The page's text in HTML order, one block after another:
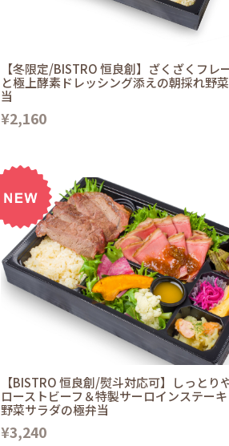
【冬限定/BISTRO 恒良創】ざくざくフレ
と極上酵素ドレッシング添えの朝採れ野
当
¥2,160
【BISTRO 恒良創/熨斗対応可】しっとり
ローストビーフ＆特製サーロインステー
野菜サラダの極弁当
¥3,240